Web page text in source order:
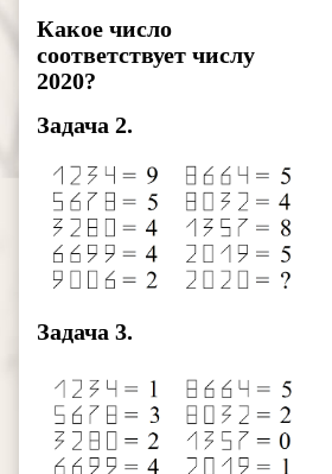
Какое число
соответствует числу
2020?
Задача 2.
Задача 3.